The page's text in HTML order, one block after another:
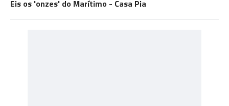
Eis os 'onzes' do Marítimo - Casa Pia